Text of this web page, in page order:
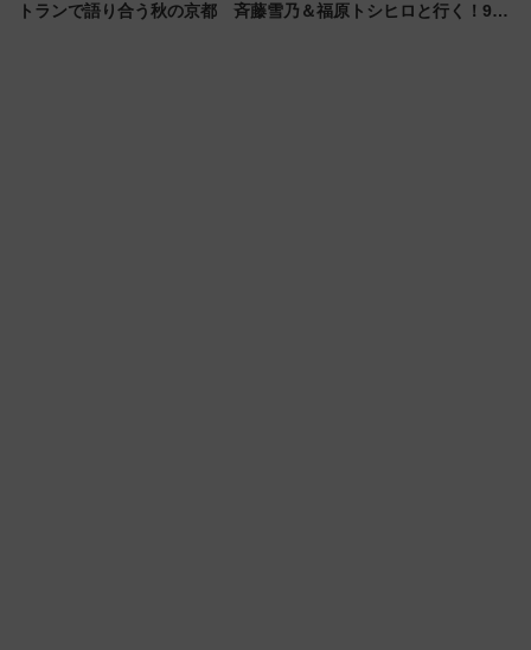
トランで語り合う秋の京都 斉藤雪乃＆福原トシヒロと行く！9月